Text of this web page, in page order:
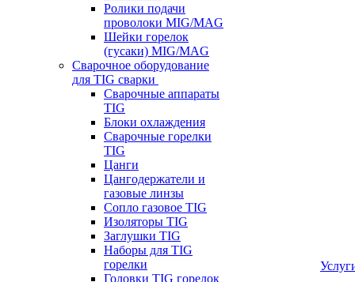
Ролики подачи
проволоки MIG/MAG
Шейки горелок
(гусаки) MIG/MAG
Сварочное оборудование
для TIG сварки
Сварочные аппараты
TIG
Блоки охлаждения
Сварочные горелки
TIG
Цанги
Цангодержатели и
газовые линзы
Сопло газовое TIG
Изоляторы TIG
Заглушки TIG
Наборы для TIG
горелки
Головки TIG горелок